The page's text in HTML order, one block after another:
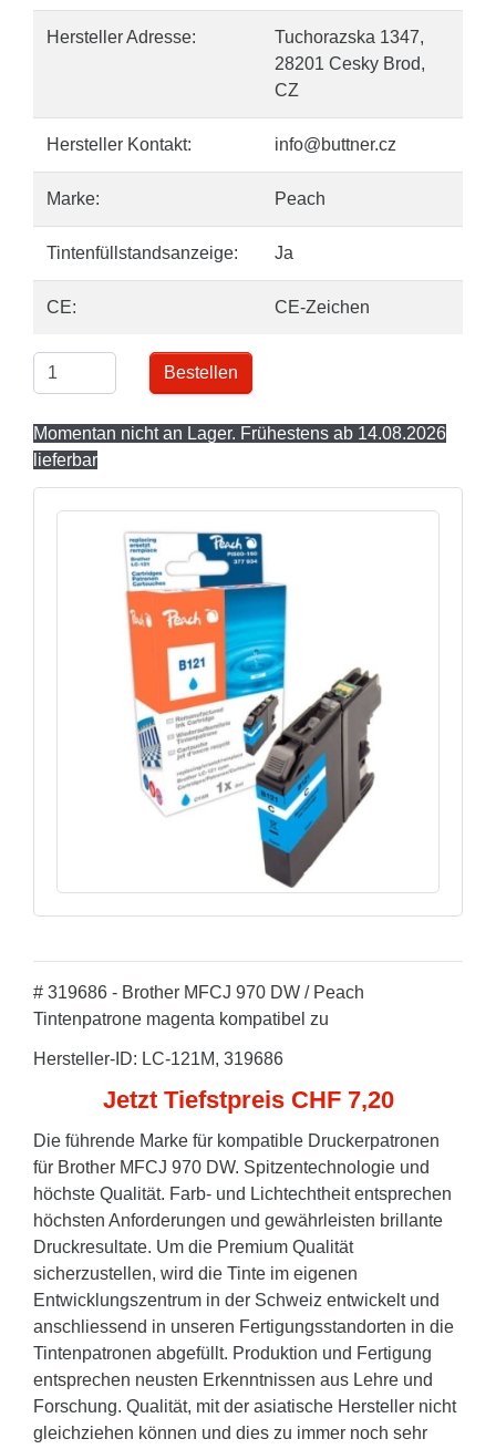
Hersteller Adresse:
Tuchorazska 1347,
28201 Cesky Brod,
CZ
Hersteller Kontakt: info@buttner.cz
Marke: Peach
Tintenfüllstandsanzeige: Ja
CE: CE-Zeichen
Bestellen
Momentan nicht an Lager. Frühestens ab 14.08.2026
lieferbar
# 319686 - Brother MFCJ 970 DW / Peach
Tintenpatrone magenta kompatibel zu
Hersteller-ID: LC-121M, 319686
Jetzt Tiefstpreis CHF 7,20
Die führende Marke für kompatible Druckerpatronen
für Brother MFCJ 970 DW. Spitzentechnologie und
höchste Qualität. Farb- und Lichtechtheit entsprechen
höchsten Anforderungen und gewährleisten brillante
Druckresultate. Um die Premium Qualität
sicherzustellen, wird die Tinte im eigenen
Entwicklungszentrum in der Schweiz entwickelt und
anschliessend in unseren Fertigungsstandorten in die
Tintenpatronen abgefüllt. Produktion und Fertigung
entsprechen neusten Erkenntnissen aus Lehre und
Forschung. Qualität, mit der asiatische Hersteller nicht
gleichziehen können und dies zu immer noch sehr